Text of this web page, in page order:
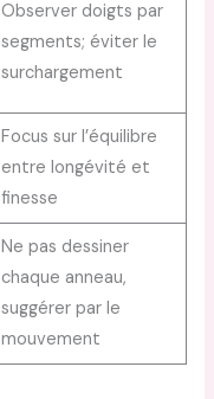
Observer doigts par
segments; éviter le
surchargement
Focus sur l’équilibre
entre longévité et
finesse
Ne pas dessiner
chaque anneau,
suggérer par le
mouvement